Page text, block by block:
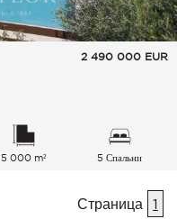
2 490 000 EUR
5 000 m² 5 Спальни
Страница 1